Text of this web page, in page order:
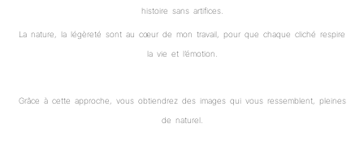
histoire sans artifices.
La nature, la légèreté sont au cœur de mon travail, pour que chaque cliché respire
la vie et l’émotion.
Grâce à cette approche, vous obtiendrez des images qui vous ressemblent, pleines
de naturel.